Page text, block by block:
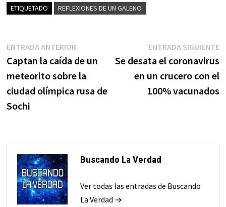
ETIQUETADO REFLEXIONES DE UN GALENO
Navegación
de
entradas
ENTRADA ANTERIOREntrada
anterior:
Captan la caída de un
meteorito sobre la
ciudad olímpica rusa de
Sochi
ENTRADA SIGUIENTE
Se desata el coronavirus
en un crucero con el
100% vacunados
Buscando La Verdad
Ver todas las entradas de Buscando
La Verdad →